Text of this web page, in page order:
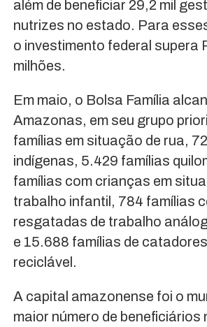
além de beneficiar 29,2 mil
nutrizes no estado. Para
o investimento federal supera
milhões.
Em maio, o Bolsa Família
Amazonas, em seu grupo
famílias em situação de rua,
indígenas, 5.429 famílias
famílias com crianças em
trabalho infantil, 784 famílias
resgatadas de trabalho
e 15.688 famílias de
reciclável.
A capital amazonense foi o
maior número de beneficiários